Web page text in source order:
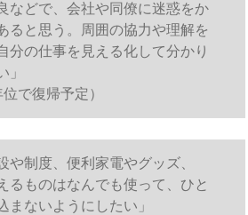
などで、会社や同僚に迷惑をか
ると思う。周囲の協力や理解を
分の仕事を見える化して分かり
」
で復帰予定）
や制度、便利家電やグッズ、
るものはなんでも使って、ひと
まないようにしたい」